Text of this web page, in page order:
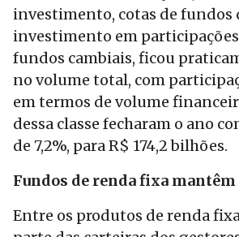
investimento, cotas de fundos
investimento em participações
fundos cambiais, ficou
no volume total, com
em termos de volume
dessa classe fecharam o ano
de 7,2%, para R$ 174,2 bilhões.
Fundos de renda fixa mantêm
Entre os produtos de renda